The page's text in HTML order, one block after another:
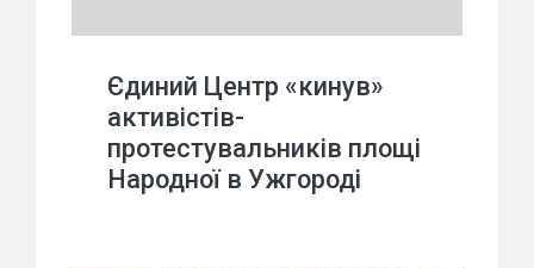
Єдиний Центр «кинув»
активістів-
протестувальників площі
Народної в Ужгороді